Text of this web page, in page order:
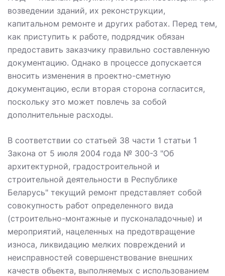
возведении зданий, их реконструкции,
капитальном ремонте и других работах. Перед тем,
как приступить к работе, подрядчик обязан
предоставить заказчику правильно составленную
документацию. Однако в процессе допускается
вносить изменения в проектно-сметную
документацию, если вторая сторона согласится,
поскольку это может повлечь за собой
дополнительные расходы.
В соответствии со статьей 38 части 1 статьи 1
Закона от 5 июля 2004 года № 300-З "Об
архитектурной, градостроительной и
строительной деятельности в Республике
Беларусь" текущий ремонт представляет собой
совокупность работ определенного вида
(строительно-монтажные и пусконаладочные) и
мероприятий, нацеленных на предотвращение
износа, ликвидацию мелких повреждений и
неисправностей совершенствование внешних
качеств объекта, выполняемых с использованием